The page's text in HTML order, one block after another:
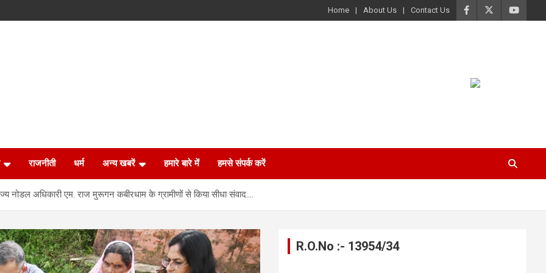
Home About Us Contact Us
राजनीती धर्म अन्य खबरें हमारे बारे में हमसे संपर्क करें
नोडल अधिकारी एम. राज मुरूगन कबीरधाम के ग्रामीणों से किया सीधा संवाद….
R.O.No :- 13954/34